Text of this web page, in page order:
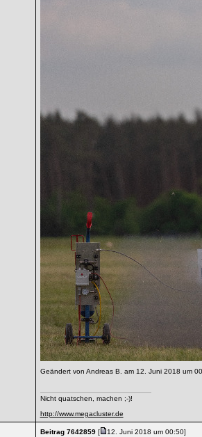
Geändert von Andreas B. am 12. Juni 2018 um
Nicht quatschen, machen ;-)!
http://www.megacluster.de
Beitrag 7642859[ 12. Juni 2018 um 00:50]